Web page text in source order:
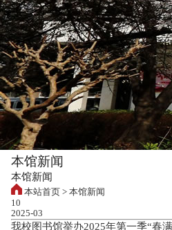
本馆新闻
本馆新闻
本站首页 > 本馆新闻
10
2025-03
我校图书馆举办2025年第一季“春